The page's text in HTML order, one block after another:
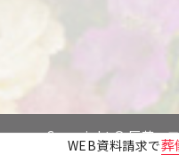
WEB資料請求で葬
Copyright © 辰若・